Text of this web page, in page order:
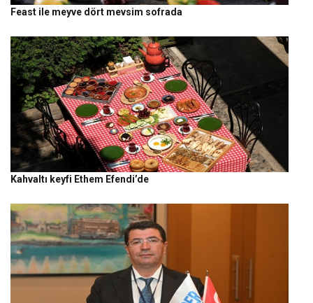
Feast ile meyve dört mevsim sofrada
Kahvaltı keyfi Ethem Efendi’de